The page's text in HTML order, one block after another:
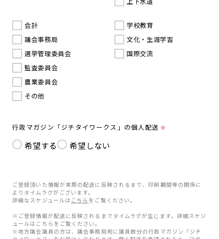
会計
議会事務局
選挙管理委員会
監査委員会
農業委員会
その他
学校教育
文化・生涯学習
国際交流
行政マガジン「ジチタイワークス」の個人配送 ※
希望する 希望しない
ご登録頂いた情報が実際の配送に反映されるまで、印刷期間等の関係に
よりタイムラグがございます。
詳細なスケジュールは こちら をご覧ください。
※ご登録情報が配送に反映されるまでタイムラグが生じます。詳細スケジ
ュールはこちらをご覧ください。
※地方議会議員の方は、議会事務局宛に議員数分の行政マガジン「ジチ